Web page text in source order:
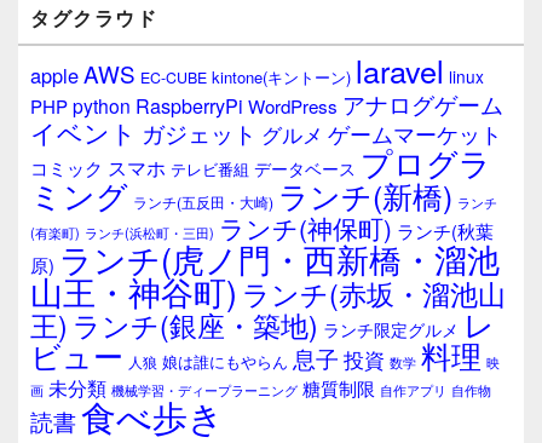
ウ
ィ
ジ
ェ
ア
タグクラウド
appleAWS EC-CUBE kintone(キントーン) laravel linux
PHPpython RaspberryPi WordPress アナログゲーム
イベント ガジェット グルメ ゲームマーケット
コミック スマホ テレビ番組 データベース プログラ
ミング ランチ(五反田・大崎) ランチ(新橋) ランチ
(有楽町) ランチ(浜松町・三田) ランチ(神保町) ランチ(秋葉
原) ランチ(虎ノ門・西新橋・溜池
山王・神谷町) ランチ(赤坂・溜池山
王) ランチ(銀座・築地) ランチ限定グルメ レ
ビュー 人狼 娘は誰にもやらん 息子 投資 数学 料理 映
画 未分類 機械学習・ディープラーニング 糖質制限 自作アプリ 自作物
読書食べ歩き